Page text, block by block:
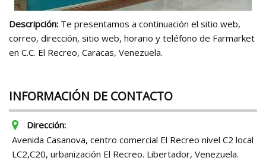
Descripción: Te presentamos a continuación el sitio web,
correo, dirección, sitio web, horario y teléfono de Farmarket
en C.C. El Recreo, Caracas, Venezuela.
INFORMACIÓN DE CONTACTO
Dirección:
Avenida Casanova, centro comercial El Recreo nivel C2 local
LC2,C20, urbanización El Recreo. Libertador, Venezuela.